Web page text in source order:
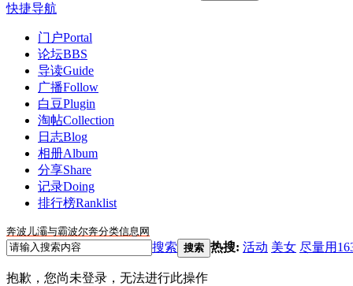
快捷导航
门户Portal
论坛BBS
导读Guide
广播Follow
白豆Plugin
淘帖Collection
日志Blog
相册Album
分享Share
记录Doing
排行榜Ranklist
奔波儿灞与霸波尔奔分类信息网
搜索 搜索 热搜: 活动 美女 尽量用
抱歉，您尚未登录，无法进行此操作